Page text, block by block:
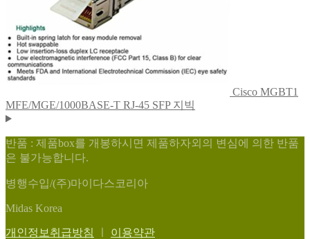
Cisco MGBT1
MFE/MGE/1000BASE-T RJ-45 SFP 지빅
반품 : 제품box를 개봉하시면 제품하자외의 변심에 의한 반품
은 불가능합니다.
병행수입/(주)마이다스코리아
Midas Korea
개인정보취급방침 이용약관